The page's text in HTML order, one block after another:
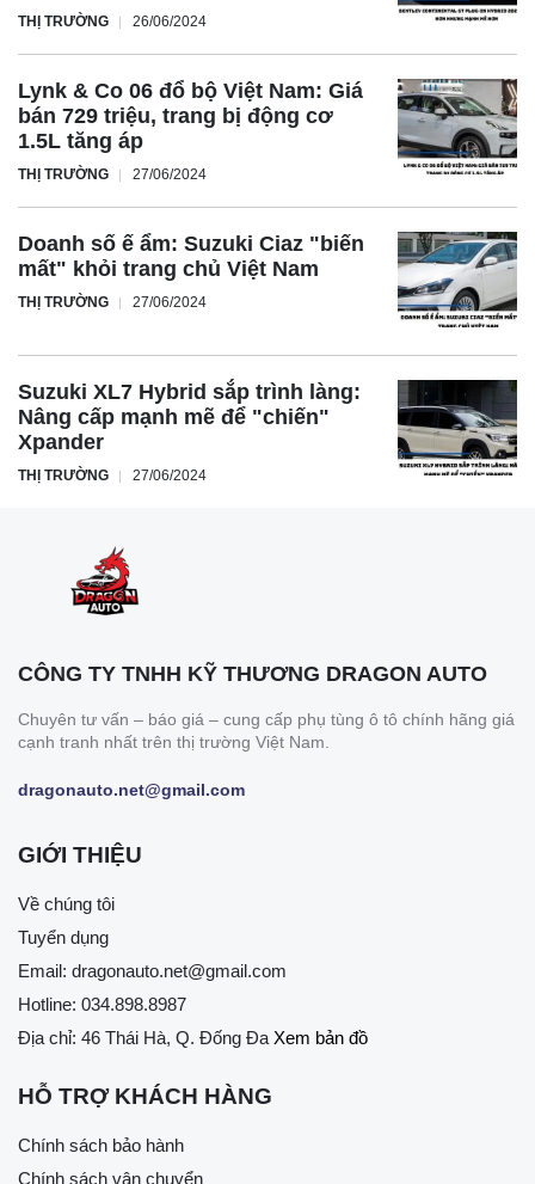
THỊ TRƯỜNG 26/06/2024
Lynk & Co 06 đổ bộ Việt Nam: Giá
bán 729 triệu, trang bị động cơ
1.5L tăng áp
THỊ TRƯỜNG 27/06/2024
Doanh số ế ẩm: Suzuki Ciaz "biến
mất" khỏi trang chủ Việt Nam
THỊ TRƯỜNG 27/06/2024
Suzuki XL7 Hybrid sắp trình làng:
Nâng cấp mạnh mẽ để "chiến"
Xpander
THỊ TRƯỜNG 27/06/2024
CÔNG TY TNHH KỸ THƯƠNG DRAGON AUTO
Chuyên tư vấn – báo giá – cung cấp phụ tùng ô tô chính hãng giá
cạnh tranh nhất trên thị trường Việt Nam.
dragonauto.net@gmail.com
GIỚI THIỆU
Về chúng tôi
Tuyển dụng
Email: dragonauto.net@gmail.com
Hotline: 034.898.8987
Địa chỉ: 46 Thái Hà, Q. Đống Đa Xem bản đồ
HỖ TRỢ KHÁCH HÀNG
Chính sách bảo hành
Chính sách vận chuyển